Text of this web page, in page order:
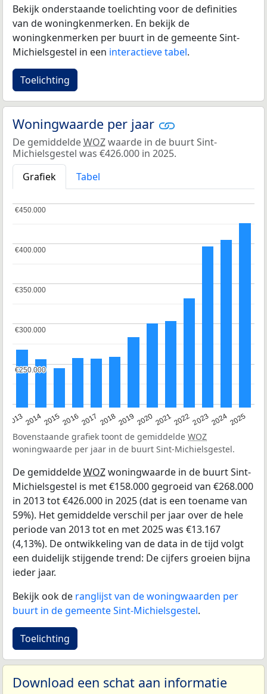
Bekijk onderstaande toelichting voor de definities
van de woningkenmerken. En bekijk de
woningkenmerken per buurt in de gemeente Sint-
Michielsgestel in een interactieve tabel.
Toelichting
Woningwaarde per jaar
De gemiddeldeWOZwaarde in de buurt Sint-
Michielsgestel was €426.000 in 2025.
Grafiek
Tabel
20132014201520162017 20182019 202020212022202320242025
€250.000
€250.000
€300.000
€300.000
€350.000
€350.000
€400.000
€400.000
€450.000
€450.000
Bovenstaande grafiek toont de gemiddelde WOZ
woningwaarde per jaar in de buurt Sint-Michielsgestel.
De gemiddeldeWOZwoningwaarde in de buurt Sint-
Michielsgestel is met €158.000 gegroeid van €268.000
in 2013 tot €426.000 in 2025 (dat is een toename van
59%). Het gemiddelde verschil per jaar over de hele
periode van 2013 tot en met 2025 was €13.167
(4,13%). De ontwikkeling van de data in de tijd volgt
een duidelijk stijgende trend: De cijfers groeien bijna
ieder jaar.
Bekijk ook de ranglijst van de woningwaarden per
buurt in de gemeente Sint-Michielsgestel.
Toelichting
Download een schat aan informatie